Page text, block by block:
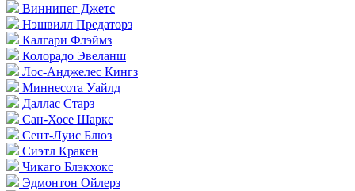
Виннипег Джетс
Нэшвилл Предаторз
Калгари Флэймз
Колорадо Эвеланш
Лос-Анджелес Кингз
Миннесота Уайлд
Даллас Старз
Сан-Хосе Шаркс
Сент-Луис Блюз
Сиэтл Кракен
Чикаго Блэкхокс
Эдмонтон Ойлерз